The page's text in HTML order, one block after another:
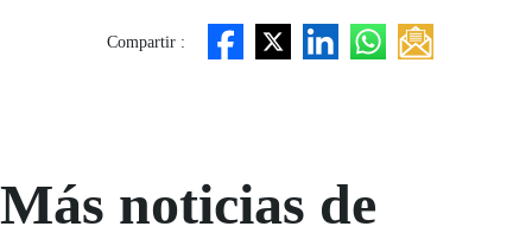
Compartir :
Más noticias de